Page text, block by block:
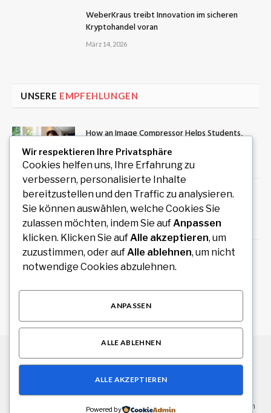
WeberKraus treibt Innovation im sicheren
Kryptohandel voran
März 14, 2026
UNSERE EMPFEHLUNGEN
How an Image Compressor Helps Students,
Teachers, and Professionals Optimize Images
August 6, 2026
Private Rundreise mit Auto und Fahrer durch
Südindien planen
August 6, 2026
Redaktionelles Magazin mit hochwertigen
Artikeln zu Politik, Wirtschaft, Technologie,
© 2026 Alle Rechte vorbehalten.Stuttgart Drive
Haftung für Inhalte
Datenschutzerklärung Impressum
Wir respektieren Ihre Privatsphäre
Cookies helfen uns, Ihre Erfahrung zu
verbessern, personalisierte Inhalte
bereitzustellen und den Traffic zu analysieren.
Sie können auswählen, welche Cookies Sie
zulassen möchten, indem Sie aufAnpassen
klicken. Klicken Sie aufAlle akzeptieren, um
zuzustimmen, oder aufAlle ablehnen, um nicht
notwendige Cookies abzulehnen.
ANPASSEN
ALLE ABLEHNEN
ALLE AKZEPTIEREN
Powered by